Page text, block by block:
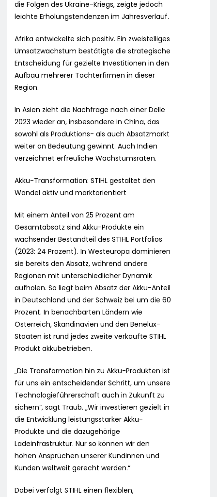
die Folgen des Ukraine-Kriegs, zeigte jedoch
leichte Erholungstendenzen im Jahresverlauf.
Afrika entwickelte sich positiv. Ein zweistelliges
Umsatzwachstum bestätigte die strategische
Entscheidung für gezielte Investitionen in den
Aufbau mehrerer Tochterfirmen in dieser
Region.
In Asien zieht die Nachfrage nach einer Delle
2023 wieder an, insbesondere in China, das
sowohl als Produktions- als auch Absatzmarkt
weiter an Bedeutung gewinnt. Auch Indien
verzeichnet erfreuliche Wachstumsraten.
Akku-Transformation: STIHL gestaltet den
Wandel aktiv und marktorientiert
Mit einem Anteil von 25 Prozent am
Gesamtabsatz sind Akku-Produkte ein
wachsender Bestandteil des STIHL Portfolios
(2023: 24 Prozent). In Westeuropa dominieren
sie bereits den Absatz, während andere
Regionen mit unterschiedlicher Dynamik
aufholen. So liegt beim Absatz der Akku-Anteil
in Deutschland und der Schweiz bei um die 60
Prozent. In benachbarten Ländern wie
Österreich, Skandinavien und den Benelux-
Staaten ist rund jedes zweite verkaufte STIHL
Produkt akkubetrieben.
„Die Transformation hin zu Akku-Produkten ist
für uns ein entscheidender Schritt, um unsere
Technologieführerschaft auch in Zukunft zu
sichern“, sagt Traub. „Wir investieren gezielt in
die Entwicklung leistungsstarker Akku-
Produkte und die dazugehörige
Ladeinfrastruktur. Nur so können wir den
hohen Ansprüchen unserer Kundinnen und
Kunden weltweit gerecht werden.“
Dabei verfolgt STIHL einen flexiblen,